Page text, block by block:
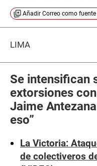
Añadir Correo como fuente
LIMA
Se intensifican
extorsiones
Jaime
eso”
La Victoria:
de colectiveros